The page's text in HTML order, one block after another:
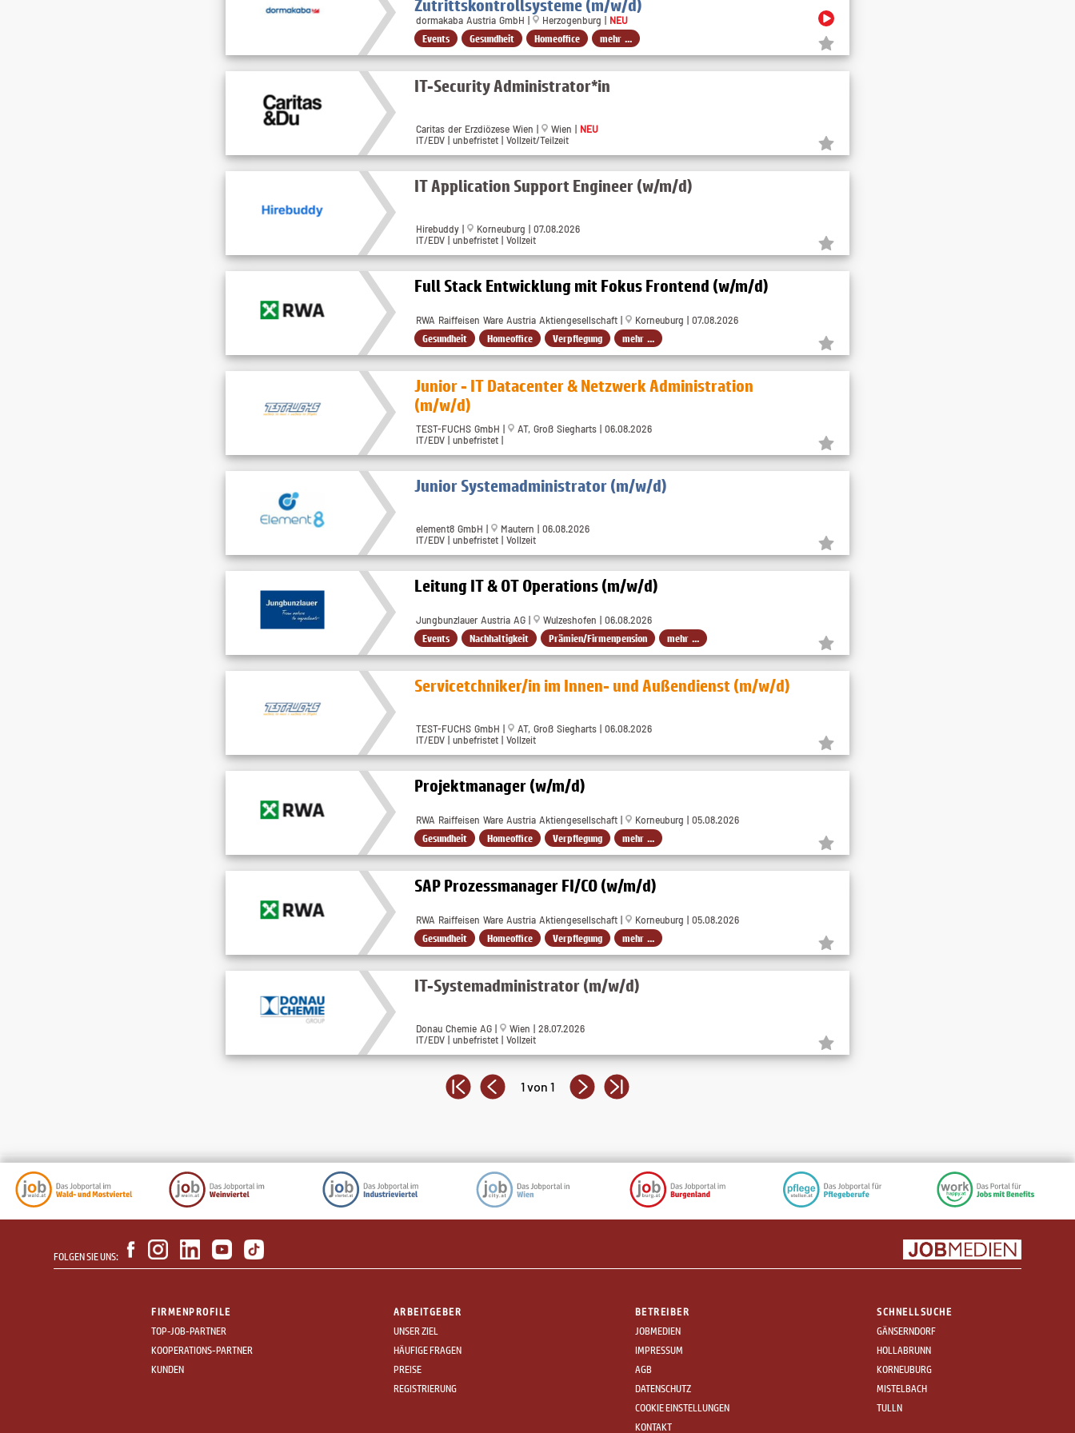
Zutrittskontrollsysteme (m/w/d)
dormakaba Austria GmbH | Herzogenburg | NEU
Events Gesundheit Homeoffice mehr ...
IT-Security Administrator*in
Caritas der Erzdiözese Wien | Wien | NEU
IT/EDV | unbefristet | Vollzeit/Teilzeit
IT Application Support Engineer (w/m/d)
Hirebuddy |
Korneuburg | 07.08.2026
IT/EDV | unbefristet | Vollzeit
Full Stack Entwicklung mit Fokus Frontend (w/m/d)
RWA Raiffeisen Ware Austria Aktiengesellschaft | Korneuburg | 07.08.2026
Gesundheit Homeoffice Verpflegung mehr ...
Junior - IT Datacenter & Netzwerk Administration
(m/w/d)
TEST-FUCHS GmbH |
AT, Groß Siegharts | 06.08.2026
IT/EDV | unbefristet |
Junior Systemadministrator (m/w/d)
element8 GmbH |
Mautern | 06.08.2026
IT/EDV | unbefristet | Vollzeit
Leitung IT & OT Operations (m/w/d)
Jungbunzlauer Austria AG | Wulzeshofen | 06.08.2026
Events Nachhaltigkeit Prämien/Firmenpension mehr ...
Servicetchniker/in im Innen- und Außendienst (m/w/d)
TEST-FUCHS GmbH |
AT, Groß Siegharts | 06.08.2026
IT/EDV | unbefristet | Vollzeit
Projektmanager (w/m/d)
RWA Raiffeisen Ware Austria Aktiengesellschaft | Korneuburg | 05.08.2026
Gesundheit Homeoffice Verpflegung mehr ...
SAP Prozessmanager FI/CO (w/m/d)
RWA Raiffeisen Ware Austria Aktiengesellschaft | Korneuburg | 05.08.2026
Gesundheit Homeoffice Verpflegung mehr ...
IT-Systemadministrator (m/w/d)
Donau Chemie AG |
Wien | 28.07.2026
IT/EDV | unbefristet | Vollzeit
1 von 1
FOLGEN SIE UNS:
FIRMENPROFILE
TOP-JOB-PARTNER
KOOPERATIONS-PARTNER
KUNDEN
ARBEITGEBER
UNSER ZIEL
HÄUFIGE FRAGEN
PREISE
REGISTRIERUNG
BETREIBER
JOBMEDIEN
IMPRESSUM
AGB
DATENSCHUTZ
COOKIE EINSTELLUNGEN
KONTAKT
SCHNELLSUCHE
GÄNSERNDORF
HOLLABRUNN
KORNEUBURG
MISTELBACH
TULLN